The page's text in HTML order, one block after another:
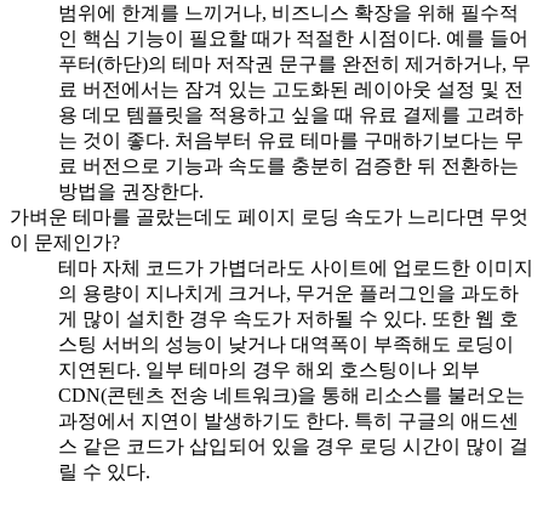
범위에 한계를 느끼거나, 비즈니스 확장을 위해 필수적
인 핵심 기능이 필요할 때가 적절한 시점이다. 예를 들어
푸터(하단)의 테마 저작권 문구를 완전히 제거하거나, 무
료 버전에서는 잠겨 있는 고도화된 레이아웃 설정 및 전
용 데모 템플릿을 적용하고 싶을 때 유료 결제를 고려하
는 것이 좋다. 처음부터 유료 테마를 구매하기보다는 무
료 버전으로 기능과 속도를 충분히 검증한 뒤 전환하는
방법을 권장한다.
가벼운 테마를 골랐는데도 페이지 로딩 속도가 느리다면 무엇
이 문제인가?
테마 자체 코드가 가볍더라도 사이트에 업로드한 이미지
의 용량이 지나치게 크거나, 무거운 플러그인을 과도하
게 많이 설치한 경우 속도가 저하될 수 있다. 또한 웹 호
스팅 서버의 성능이 낮거나 대역폭이 부족해도 로딩이
지연된다. 일부 테마의 경우 해외 호스팅이나 외부
CDN(콘텐츠 전송 네트워크)을 통해 리소스를 불러오는
과정에서 지연이 발생하기도 한다. 특히 구글의 애드센
스 같은 코드가 삽입되어 있을 경우 로딩 시간이 많이 걸
릴 수 있다.